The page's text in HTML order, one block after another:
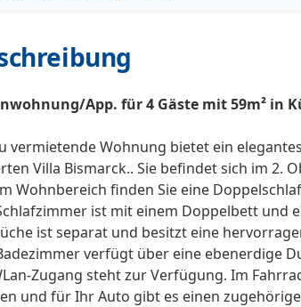
App. für 4 Gäste mit 59m² in
vermietende Wohnung bietet ein
Villa Bismarck.. Sie befindet sich im 2.
Wohnbereich finden Sie eine
ist mit einem Doppelbett und
ist separat und besitzt eine
verfügt über eine ebenerdige
Zugang steht zur Verfügung. Im
und für Ihr Auto gibt es einen